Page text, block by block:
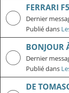
FERRARI
Dernier
Publié dans
BONJOUR
Dernier
Publié dans
DE